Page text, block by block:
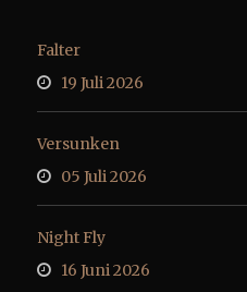
Falter
19 Juli 2026
Versunken
05 Juli 2026
Night Fly
16 Juni 2026